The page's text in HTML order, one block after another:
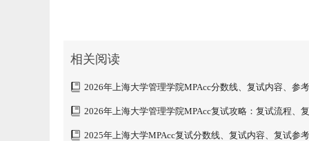
相关阅读
2026年上海大学管理学院MPAcc分数线、复试内容、参
2026年上海大学管理学院MPAcc复试攻略：复试流程、
书、分数线
2025年上海大学MPAcc复试分数线、复试内容、复试参